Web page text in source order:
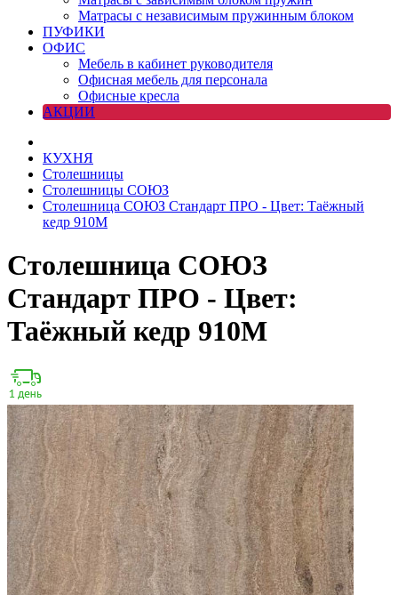
Матрасы с независимым пружинным блоком
ПУФИКИ
ОФИС
Мебель в кабинет руководителя
Офисная мебель для персонала
Офисные кресла
АКЦИИ
КУХНЯ
Столешницы
Столешницы СОЮЗ
Столешница СОЮЗ Стандарт ПРО - Цвет: Таёжный
кедр 910М
Столешница СОЮЗ
Стандарт ПРО - Цвет:
Таёжный кедр 910М